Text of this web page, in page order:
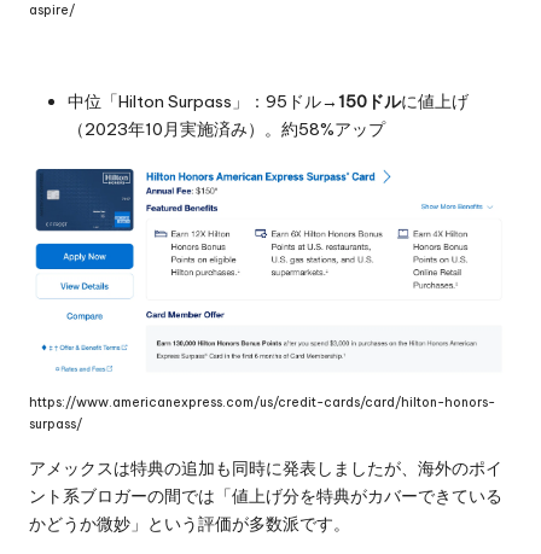
aspire/
中位「Hilton Surpass」：95ドル→150ドルに値上げ
（2023年10月実施済み）。約58%アップ
https://www.americanexpress.com/us/credit-cards/card/hilton-honors-
surpass/
アメックスは特典の追加も同時に発表しましたが、海外のポイ
ント系ブロガーの間では「値上げ分を特典がカバーできている
かどうか微妙」という評価が多数派です。